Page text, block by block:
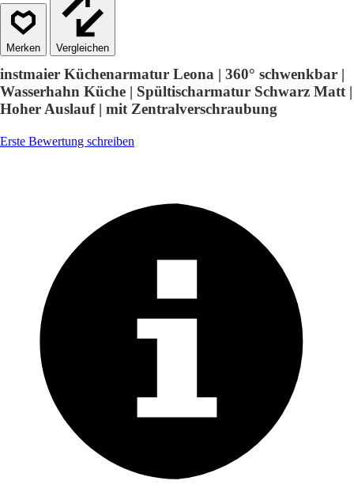
Vergleichen
instmaier Küchenarmatur Leona | 360° schwenkbar |
Wasserhahn Küche | Spültischarmatur Schwarz Matt |
Hoher Auslauf | mit Zentralverschraubung
Erste Bewertung schreiben